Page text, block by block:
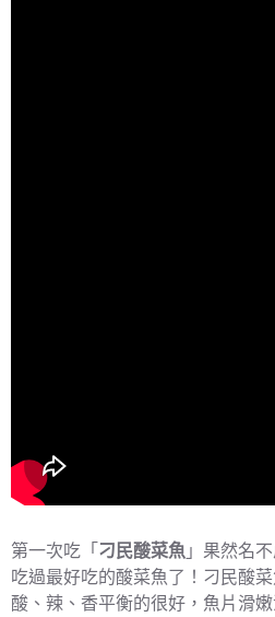
第一次吃「 刁民酸菜魚 」果然名
吃過最好吃的酸菜魚了！刁民酸菜
酸、辣、香平衡的很好，魚片滑